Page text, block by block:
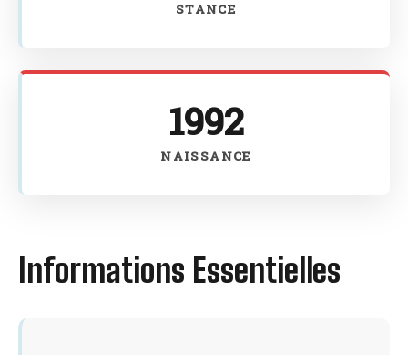
STANCE
1992
NAISSANCE
Informations Essentielles